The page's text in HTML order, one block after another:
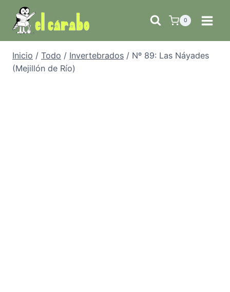
Saltar
contenido
0
Inicio / Todo / Invertebrados / Nº 89: Las Náyades
(Mejillón de Río)